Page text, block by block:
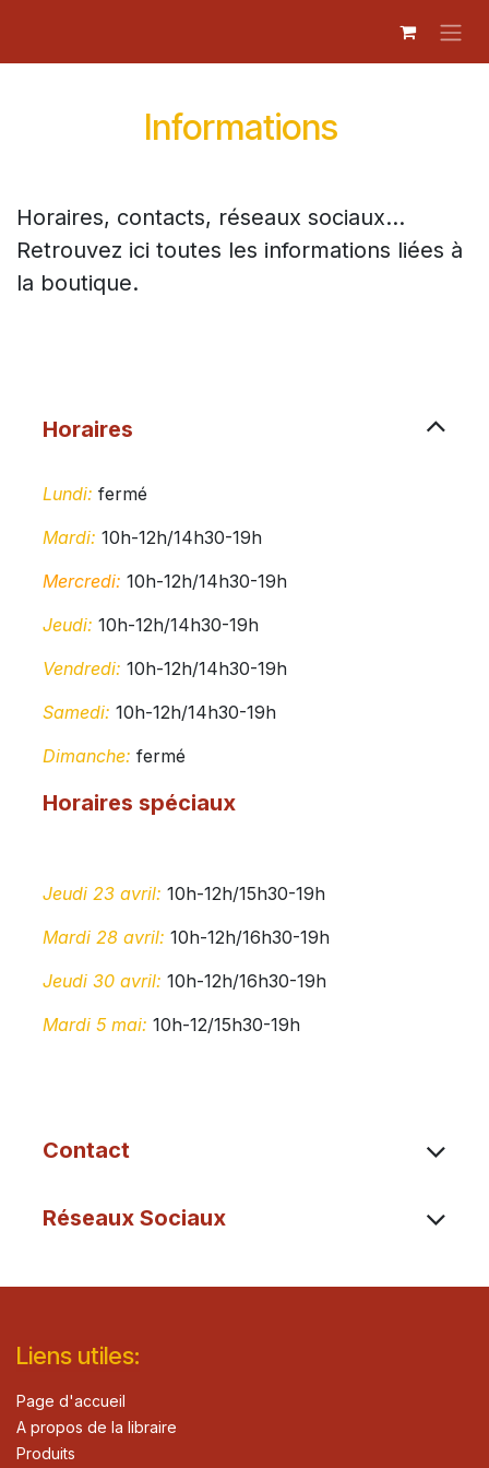
Informations
Horaires, contacts, réseaux sociaux...
Retrouvez ici toutes les informations liées à
la boutique.​
Horaires
Lundi: fermé
Mardi: 10h-12h/14h30-19h
Mercredi: 10h-12h/14h30-19h
Jeudi: 10h-12h/14h30-19h
Vendredi: 10h-12h/14h30-19h
Samedi: 10h-12h/14h30-19h
Dimanche: fermé
Horaires spéciaux
Jeudi 23 avril: 10h-12h/15h30-19h
Mardi 28 avril: 10h-12h/16h30-19h
Jeudi 30 avril: 10h-12h/16h30-19h
Mardi 5 mai: 10h-12/15h30-19h
Contact
Réseaux Sociaux
Lie​ns utiles:
Page d'accueil
A propos de la libraire
Produits